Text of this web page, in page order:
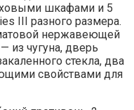
шкафами и 5
III разного размера.
нержавеющей
из чугуна, дверь
стекла, два
свойствами для